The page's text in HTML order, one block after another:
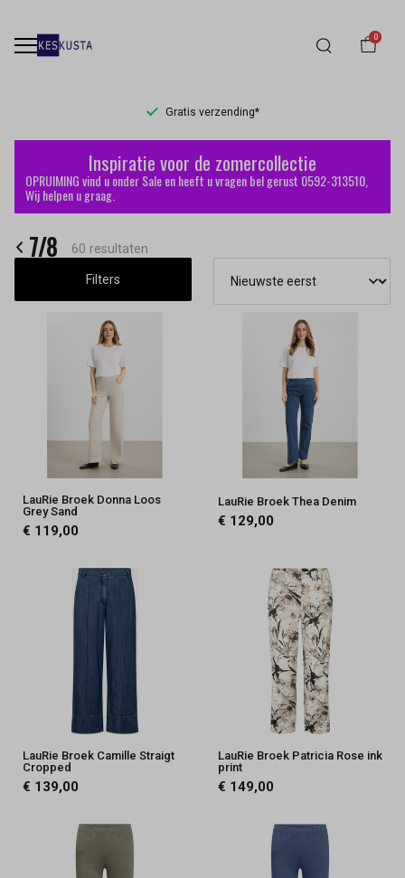
0
7/8
Keskusta
Inspiratie voor de zomercollectie
OPRUIMING vind u onder Sale en heeft u vragen bel gerust 0592-313510,
Wij helpen u graag.
7/8 60 resultaten
Filters
LauRie Broek Donna Loos
Grey Sand
€ 119,00
LauRie Broek Thea Denim
€ 129,00
LauRie Broek Camille Straigt
Cropped
€ 139,00
LauRie Broek Patricia Rose ink
print
€ 149,00